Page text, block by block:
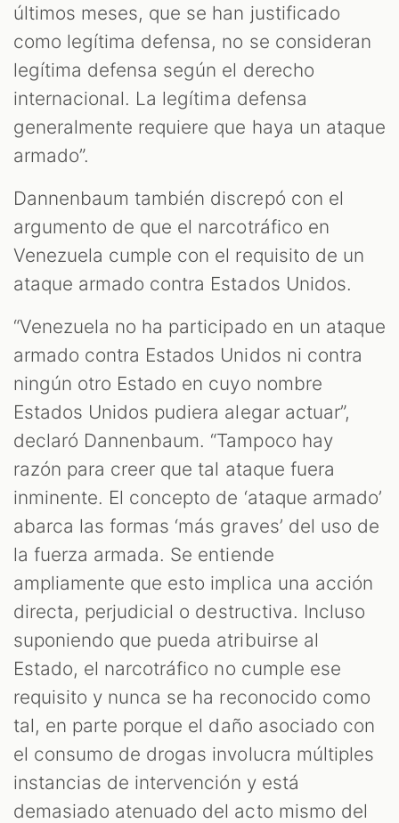
últimos meses, que se han justificado
como legítima defensa, no se consideran
legítima defensa según el derecho
internacional. La legítima defensa
generalmente requiere que haya un ataque
armado”.
Dannenbaum también discrepó con el
argumento de que el narcotráfico en
Venezuela cumple con el requisito de un
ataque armado contra Estados Unidos.
“Venezuela no ha participado en un ataque
armado contra Estados Unidos ni contra
ningún otro Estado en cuyo nombre
Estados Unidos pudiera alegar actuar”,
declaró Dannenbaum. “Tampoco hay
razón para creer que tal ataque fuera
inminente. El concepto de ‘ataque armado’
abarca las formas ‘más graves’ del uso de
la fuerza armada. Se entiende
ampliamente que esto implica una acción
directa, perjudicial o destructiva. Incluso
suponiendo que pueda atribuirse al
Estado, el narcotráfico no cumple ese
requisito y nunca se ha reconocido como
tal, en parte porque el daño asociado con
el consumo de drogas involucra múltiples
instancias de intervención y está
demasiado atenuado del acto mismo del